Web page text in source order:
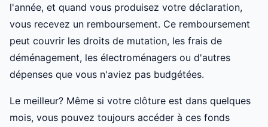
l'année, et quand vous produisez votre déclaration,
vous recevez un remboursement. Ce remboursement
peut couvrir les droits de mutation, les frais de
déménagement, les électroménagers ou d'autres
dépenses que vous n'aviez pas budgétées.
Le meilleur? Même si votre clôture est dans quelques
mois, vous pouvez toujours accéder à ces fonds